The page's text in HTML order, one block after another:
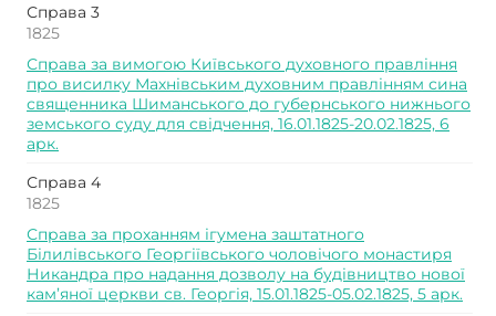
Справа 3
1825
Справа за вимогою Київського духовного правління
про висилку Махнівським духовним правлінням сина
священника Шиманського до губернського нижнього
земського суду для свідчення, 16.01.1825-20.02.1825, 6
арк.
Справа 4
1825
Справа за проханням ігумена заштатного
Білилівського Георгіївського чоловічого монастиря
Никандра про надання дозволу на будівництво нової
кам’яної церкви св. Георгія, 15.01.1825-05.02.1825, 5 арк.